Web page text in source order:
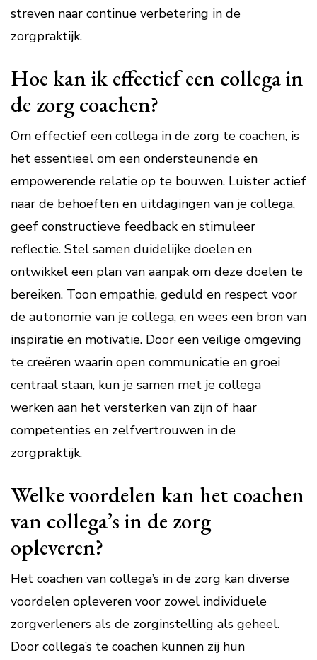
streven naar continue verbetering in de
zorgpraktijk.
Hoe kan ik effectief een collega in
de zorg coachen?
Om effectief een collega in de zorg te coachen, is
het essentieel om een ondersteunende en
empowerende relatie op te bouwen. Luister actief
naar de behoeften en uitdagingen van je collega,
geef constructieve feedback en stimuleer
reflectie. Stel samen duidelijke doelen en
ontwikkel een plan van aanpak om deze doelen te
bereiken. Toon empathie, geduld en respect voor
de autonomie van je collega, en wees een bron van
inspiratie en motivatie. Door een veilige omgeving
te creëren waarin open communicatie en groei
centraal staan, kun je samen met je collega
werken aan het versterken van zijn of haar
competenties en zelfvertrouwen in de
zorgpraktijk.
Welke voordelen kan het coachen
van collega’s in de zorg
opleveren?
Het coachen van collega’s in de zorg kan diverse
voordelen opleveren voor zowel individuele
zorgverleners als de zorginstelling als geheel.
Door collega’s te coachen kunnen zij hun